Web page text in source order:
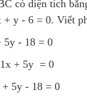
có diện tích
y - 6 = 0. Viết
- 18 = 0
+ 5y = 0
5y - 18 = 0